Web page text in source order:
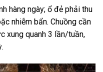
hàng ngày; ổ đẻ phải thu
nhiễm bẩn. Chuồng cần
xung quanh 3 lần/tuần,